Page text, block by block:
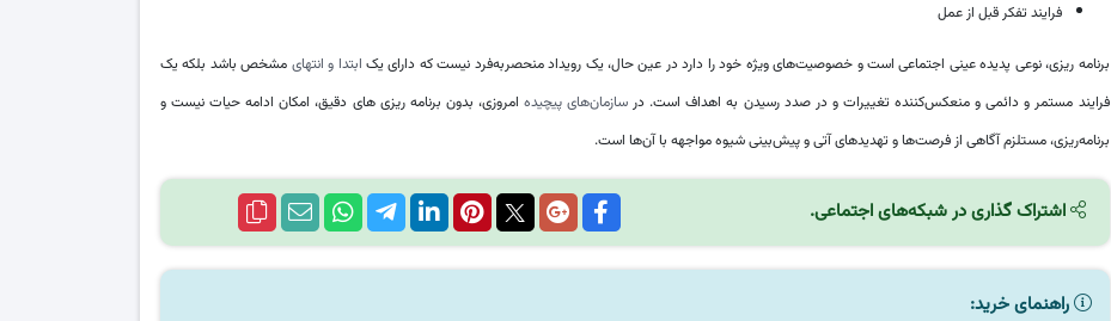
فرایند تفکر قبل از عمل
برنامه ریزی، نوعی پدیده عینی اجتماعی است و خصوصیت‌های ویژه خود را دارد در عین حال، یک رویداد منحصربه‌فرد نیست که دارای یک ابتدا و انتهای مشخص باشد بلکه یک
فرایند مستمر و دائمی و منعکس‌کننده تغییرات و در صدد رسیدن به اهداف است. در سازمان‌های پیچیدهامروزی، بدون برنامه ریزی های دقیق، امکان ادامه حیات نیست و
برنامه‌ریزی، مستلزم آگاهی از فرصت‌ها و تهدیدهای آتی و پیش‌بینی شیوه مواجهه با آن‌ها است.
اشتراک گذاری در شبکه‌های اجتماعی.
راهنمای خرید: